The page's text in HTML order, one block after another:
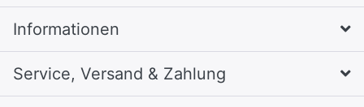
Informationen
Service, Versand & Zahlung